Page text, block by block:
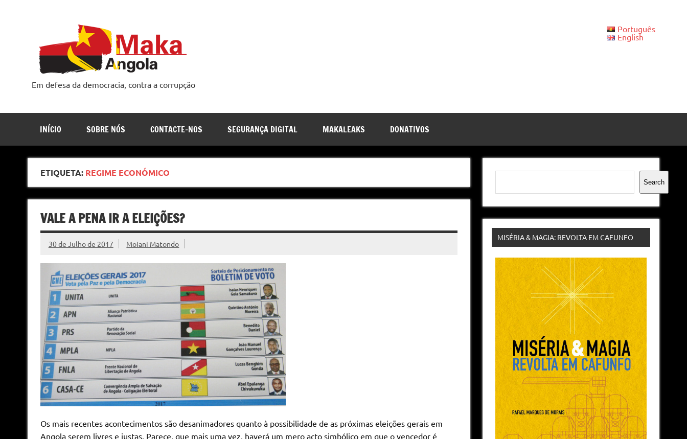
Em defesa da democracia, contra a corrupção
Português
English
INÍCIO SOBRE NÓS CONTACTE-NOS SEGURANÇA DIGITAL MAKALEAKS DONATIVOS
ETIQUETA: REGIME ECONÓMICO
VALE A PENA IR A ELEIÇÕES?
30 de Julho de 2017 Moiani Matondo
Os mais recentes acontecimentos são desanimadores quanto à possibilidade de as próximas eleições gerais em
Angola serem livres e justas. Parece, que mais uma vez, haverá um mero acto simbólico em que o vencedor é
Pesquisar
Search
MISÉRIA & MAGIA: REVOLTA EM CAFUNFO